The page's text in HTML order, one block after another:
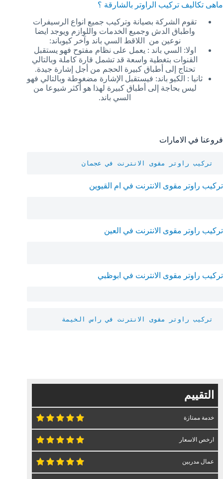
ماهى تكاليف تركيب الراوتر بالشارقة ؟
تقوم الشركة بصيانة وتركيب جميع انواع الرسيفرات
واطباق الدش وجميع الخدمات واللوازم ويوجد ايضا
نوعين من اللاقط السي باند وآخر كيوباند:
اولا: السي باند : يعمل على نظام مفتوح فهو يستقبل
القنوات بتغطية واسعة قد تشمل قارة كاملة وبالتالي
تحتاج إلى أطباق كبيرة الحجم من أجل إشارة جيدة.
ثانيا : الكيو باند: فيستقبل الإشارة مضغوطة وبالتالي فهو
ليس بحاجة إلى أطباق كبيرة لهذا هو أكثر شيوعا من
السي باند.
فروعنا في الامارات
تركيب راوتر مقوى الانترنت في عجمان
تركيب راوتر مقوى الانترنت في ام القيوين
تركيب راوتر مقوى الانترنت في العين
تركيب راوتر مقوى الانترنت في ابوظبي
تركيب راوتر مقوى الانترنت في راس الخيمة
التقييم
خدمة ممتازة
ارخص الاسعار
عمال مدربين